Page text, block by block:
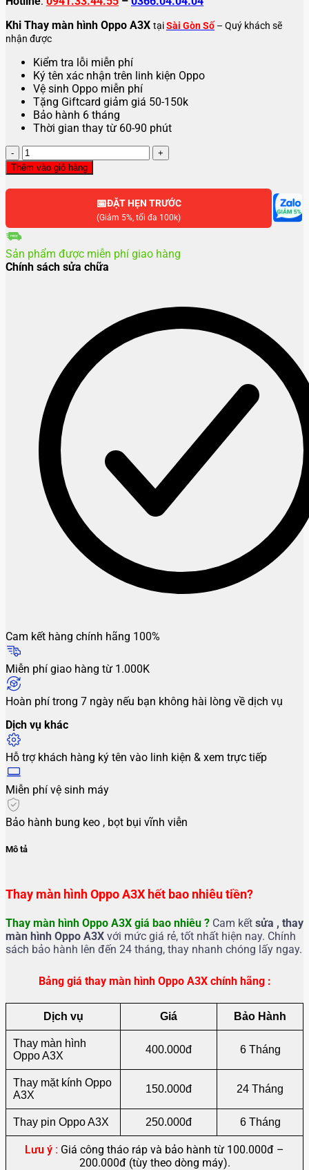
Khi Thay màn hình Oppo A3X tạiSài Gòn Số – Quý khách sẽ
nhận được
Kiểm tra lỗi miễn phí
Ký tên xác nhận trên linh kiện Oppo
Vệ sinh Oppo miễn phí
Tặng Giftcard giảm giá 50-150k
Bảo hành 6 tháng
Thời gian thay từ 60-90 phút
Thay
màn
hình
Oppo
lượng
Thêm vào giỏ hàng
📅ĐẶT HẸN TRƯỚC
(Giảm 5%, tối đa 100k)
Sản phẩm được miễn phí giao hàng
Chính sách sửa chữa
Cam kết hàng chính hãng 100%
Miễn phí giao hàng từ 1.000K
Hoàn phí trong 7 ngày nếu bạn không hài lòng về dịch vụ
Dịch vụ khác
Hỗ trợ khách hàng ký tên vào linh kiện & xem trực tiếp
Miễn phí vệ sinh máy
Bảo hành bung keo , bọt bụi vĩnh viễn
Mô tả
Thay màn hình Oppo A3X hết bao nhiêu tiền?
Thay màn hình Oppo A3X giá bao nhiêu ? Cam kết sửa , thay
màn hình Oppo A3X với mức giá rẻ, tốt nhất hiện nay. Chính
sách bảo hành lên đến 24 tháng, thay nhanh chóng lấy ngay.
Bảng giá thay màn hình Oppo A3X chính hãng :
Dịch vụ Giá Bảo Hành
Thay màn hình
Oppo A3X
400.000đ 6 Tháng
Thay mặt kính Oppo
A3X
150.000đ 24 Tháng
Thay pin Oppo A3X 250.000đ 6 Tháng
Lưu ý : Giá công tháo ráp và bảo hành từ 100.000đ –
200.000đ (tùy theo dòng máy).